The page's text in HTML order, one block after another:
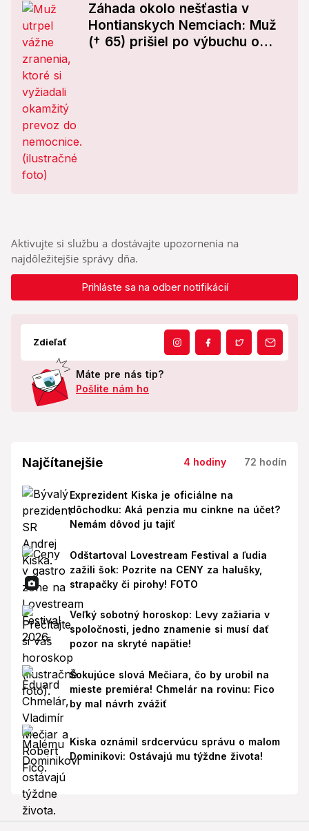
Záhada okolo nešťastia v
Hontianskych Nemciach: Muž
(† 65) prišiel po výbuchu o
Aktivujte si službu a dostávajte upozornenia na
najdôležitejšie správy dňa.
Prihláste sa na odber notifikácií
Zdieľať
Máte pre nás tip?
Pošlite nám ho
Najčítanejšie 4 hodiny 72 hodín
Exprezident Kiska je oficiálne na
dôchodku: Aká penzia mu cinkne na účet?
Nemám dôvod ju tajiť
Odštartoval Lovestream Festival a ľudia
zažili šok: Pozrite na CENY za halušky,
strapačky či pirohy! FOTO
Veľký sobotný horoskop: Levy zažiaria v
spoločnosti, jedno znamenie si musí dať
pozor na skryté napätie!
Šokujúce slová Mečiara, čo by urobil na
mieste premiéra! Chmelár na rovinu: Fico
by mal návrh zvážiť
Kiska oznámil srdcervúcu správu o malom
Dominikovi: Ostávajú mu týždne života!